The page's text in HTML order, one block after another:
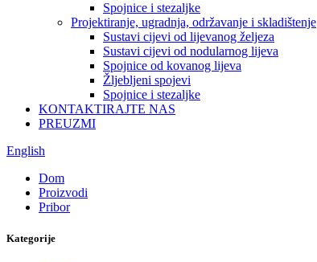
Spojnice i stezaljke
Projektiranje, ugradnja, održavanje i skladištenje
Sustavi cijevi od lijevanog željeza
Sustavi cijevi od nodularnog lijeva
Spojnice od kovanog lijeva
Žljebljeni spojevi
Spojnice i stezaljke
KONTAKTIRAJTE NAS
PREUZMI
English
Dom
Proizvodi
Pribor
Kategorije